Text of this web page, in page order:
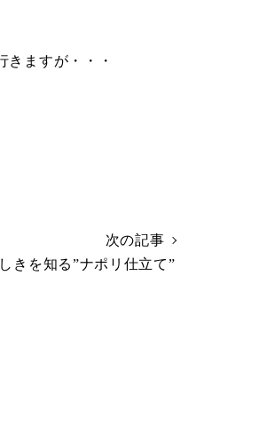
ますが・・・
次の記事
きを知る”ナポリ仕立て”